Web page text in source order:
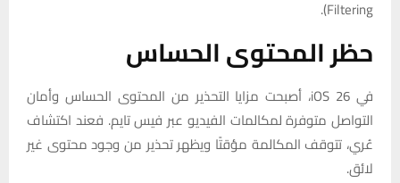
Filtering).
حظر المحتوى الحساس
في iOS 26، أصبحت مزايا التحذير من المحتوى الحساس وأمان
التواصل متوفرة لمكالمات الفيديو عبر فيس تايم. فعند اكتشاف
عُري، تتوقف المكالمة مؤقتًا ويظهر تحذير من وجود محتوى غير
لائق.